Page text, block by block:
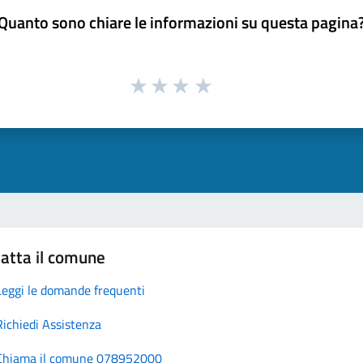
sono chiare le informazioni su questa
il comune
le domande frequenti
Assistenza
il comune 078952000